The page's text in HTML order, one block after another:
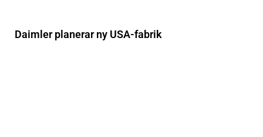
Daimler planerar ny USA-fabrik